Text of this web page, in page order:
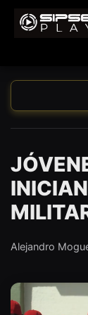
Alejandro